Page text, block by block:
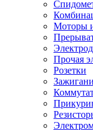
Моторы
Прочая
Розетки